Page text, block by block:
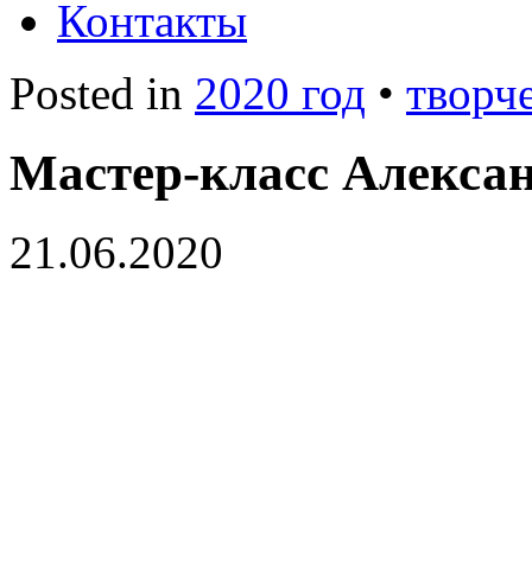
Контакты
Posted in 2020 год •
Мастер-класс
21.06.2020